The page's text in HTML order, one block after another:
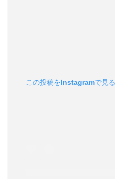
この投稿をInstagramで見る